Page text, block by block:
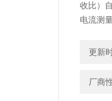
收比）
电流测
更新
厂商